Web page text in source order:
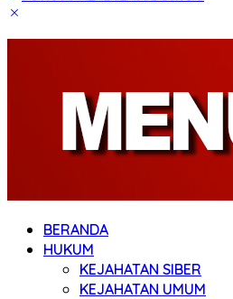
BERANDA
HUKUM
KEJAHATAN SIBER
KEJAHATAN UMUM